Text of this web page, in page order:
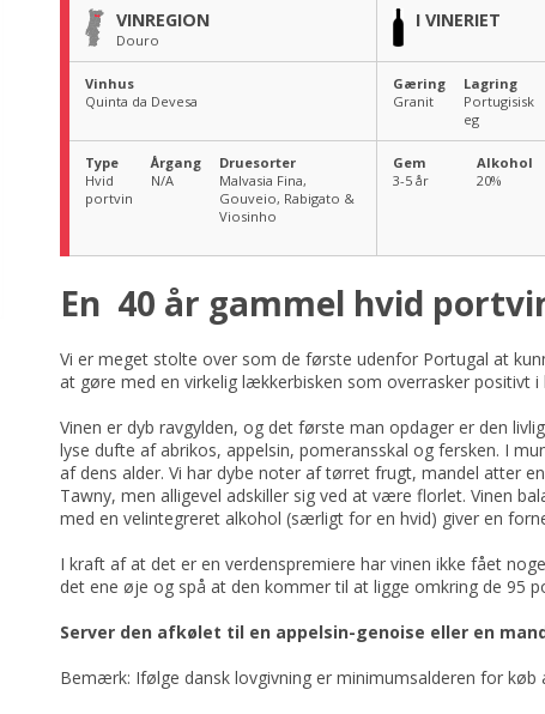
VINREGION
Douro
I VINERIET
Vinhus
Quinta da Devesa
Gæring
Granit
Lagring
Portugisisk
eg
Type
Hvid
portvin
Årgang
N/A
Druesorter
Malvasia Fina,
Gouveio, Rabigato &
Viosinho
Gem
3-5 år
Alkohol
20%
En 40 år gammel hvid
Vi er meget stolte over som de første udenfor Portugal at
at gøre med en virkelig lækkerbisken som overrasker positivt i
Vinen er dyb ravgylden, og det første man opdager er den
lyse dufte af abrikos, appelsin, pomeransskal og fersken. I
af dens alder. Vi har dybe noter af tørret frugt, mandel atter
Tawny, men alligevel adskiller sig ved at være florlet. Vinen
med en velintegreret alkohol (særligt for en hvid) giver en
I kraft af at det er en verdenspremiere har vinen ikke fået
det ene øje og spå at den kommer til at ligge omkring de 95
Server den afkølet til en appelsin-genoise eller en
Bemærk: Ifølge dansk lovgivning er minimumsalderen for køb